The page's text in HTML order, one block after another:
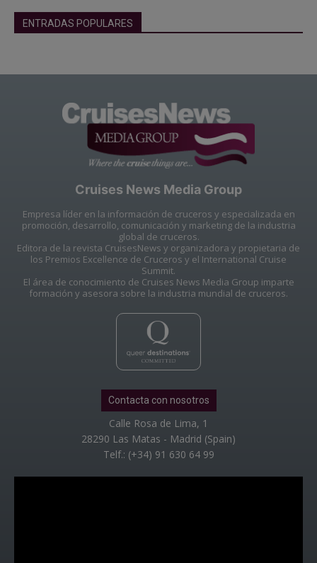
ENTRADAS POPULARES
Cruises News Media Group
Empresa líder en la información de cruceros y especializada en
promoción, desarrollo, comunicación y marketing de la industria
global de cruceros.
Editora de la revista CruisesNews y organizadora y propietaria de
los Premios Excellence de Cruceros y el International Cruise
Summit.
El área de conocimiento de Cruises News Media Group imparte
formación y asesora sobre la industria mundial de cruceros.
Contacta con nosotros
Calle Rosa de Lima, 1
28290 Las Matas - Madrid (Spain)
Telf.: (+34) 91 630 64 99